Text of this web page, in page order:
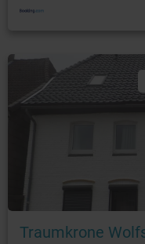
Traumkrone